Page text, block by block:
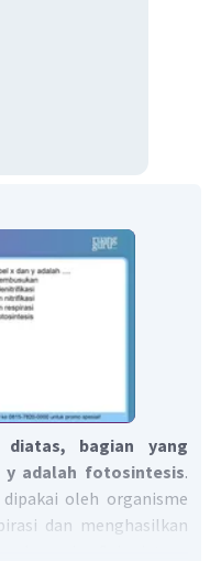
bagian yang
y adalah fotosintesis.
oleh organisme
dan menghasilkan